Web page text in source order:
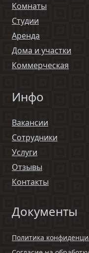
Комнаты
Студии
Аренда
Дома и участки
Коммерческая
Инфо
Вакансии
Сотрудники
Услуги
Отзывы
Контакты
Документы
Политика